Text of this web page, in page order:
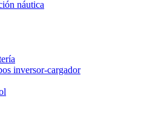
náutica
inversor-cargador